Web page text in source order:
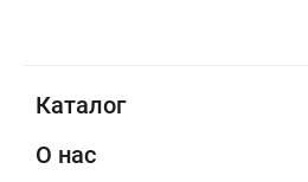
Каталог
О нас